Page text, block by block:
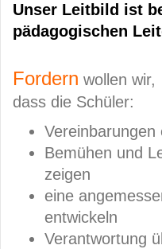
Unser Leitbild ist
pädagogischen
Fordern wollen wir,
dass die Schüler:
Vereinbarungen
Bemühen und
zeigen
eine
entwickeln
Verantwortung